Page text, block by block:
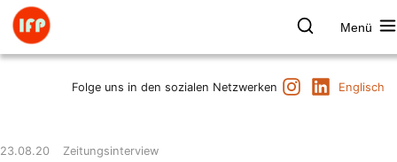
Zum
Inhalt
springen
Farbpsychologie
Menü
Folge uns in den sozialen Netzwerken
InstagramLinkedIn
Englisch
23.08.20 Zeitungsinterview